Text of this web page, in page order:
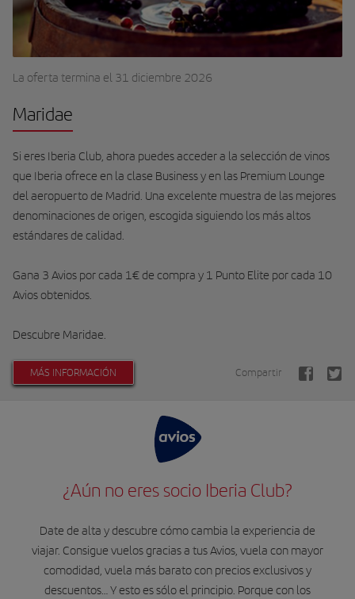
La oferta termina el 31 diciembre 2026
Maridae
Si eres Iberia Club, ahora puedes acceder a la selección de vinos
que Iberia ofrece en la clase Business y en las Premium Lounge
del aeropuerto de Madrid. Una excelente muestra de las mejores
denominaciones de origen, escogida siguiendo los más altos
estándares de calidad.
Gana 3 Avios por cada 1€ de compra y 1 Punto Elite por cada 10
Avios obtenidos.
Descubre Maridae.
MÁS INFORMACIÓN Compartir
¿Aún no eres socio Iberia Club?
Date de alta y descubre cómo cambia la experiencia de
viajar. Consigue vuelos gracias a tus Avios, vuela con mayor
comodidad, vuela más barato con precios exclusivos y
descuentos… Y esto es sólo el principio. Porque con los